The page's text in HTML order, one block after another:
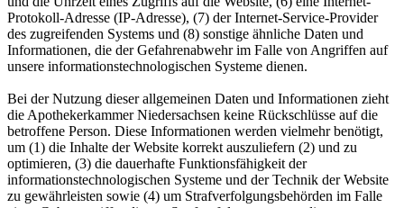
Protokoll-Adresse (IP-Adresse), (7) der Internet-Service-Provider
des zugreifenden Systems und (8) sonstige ähnliche Daten und
Informationen, die der Gefahrenabwehr im Falle von Angriffen auf
unsere informationstechnologischen Systeme dienen.
Bei der Nutzung dieser allgemeinen Daten und Informationen zieht
die Apothekerkammer Niedersachsen keine Rückschlüsse auf die
betroffene Person. Diese Informationen werden vielmehr benötigt,
um (1) die Inhalte der Website korrekt auszuliefern (2) und zu
optimieren, (3) die dauerhafte Funktionsfähigkeit der
informationstechnologischen Systeme und der Technik der Website
zu gewährleisten sowie (4) um Strafverfolgungsbehörden im Falle